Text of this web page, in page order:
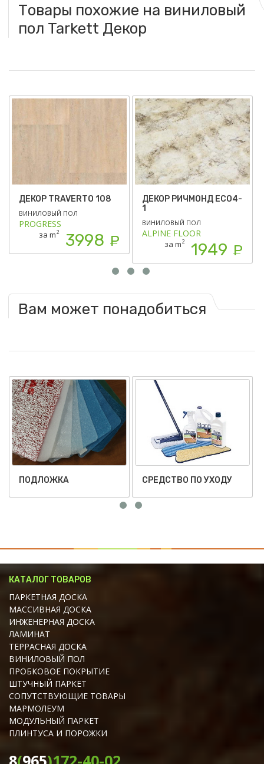
Товары похожие на виниловый
пол Tarkett Декор
ДЕКОР TRAVERTO 108
ВИНИЛОВЫЙ ПОЛ
PROGRESS
за m2 3998 Р
ДЕКОР РИЧМОНД ЕСО4-
1
ВИНИЛОВЫЙ ПОЛ
ALPINE FLOOR
за m2 1949 Р
Вам может понадобиться
ПОДЛОЖКА СРЕДСТВО ПО УХОДУ
КАТАЛОГ ТОВАРОВ
ПАРКЕТНАЯ ДОСКА
МАССИВНАЯ ДОСКА
ИНЖЕНЕРНАЯ ДОСКА
ЛАМИНАТ
ТЕРРАСНАЯ ДОСКА
ВИНИЛОВЫЙ ПОЛ
ПРОБКОВОЕ ПОКРЫТИЕ
ШТУЧНЫЙ ПАРКЕТ
СОПУТСТВУЮЩИЕ ТОВАРЫ
МАРМОЛЕУМ
МОДУЛЬНЫЙ ПАРКЕТ
ПЛИНТУСА И ПОРОЖКИ